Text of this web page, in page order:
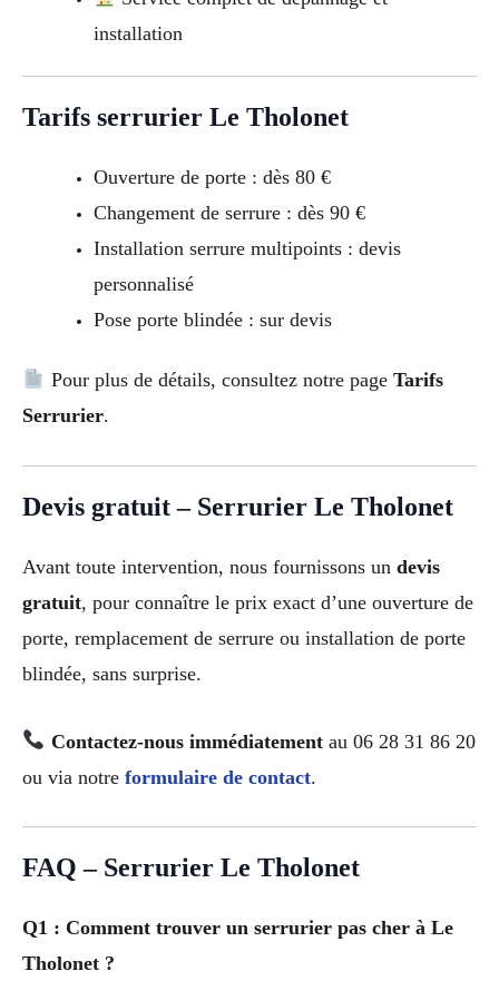
installation
Tarifs serrurier Le Tholonet
Ouverture de porte : dès 80 €
Changement de serrure : dès 90 €
Installation serrure multipoints : devis
personnalisé
Pose porte blindée : sur devis
Pour plus de détails, consultez notre page Tarifs
Serrurier.
Devis gratuit – Serrurier Le Tholonet
Avant toute intervention, nous fournissons un devis
gratuit, pour connaître le prix exact d’une ouverture de
porte, remplacement de serrure ou installation de porte
blindée, sans surprise.
Contactez-nous immédiatementau 06 28 31 86 20
ou via notre formulaire de contact.
FAQ – Serrurier Le Tholonet
Q1 : Comment trouver un serrurier pas cher à Le
Tholonet ?